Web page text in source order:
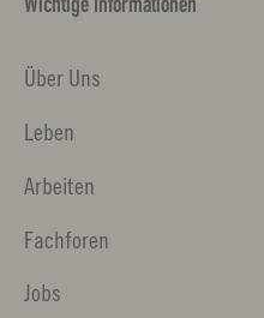
Wichtige Informationen
Über Uns
Leben
Arbeiten
Fachforen
Jobs